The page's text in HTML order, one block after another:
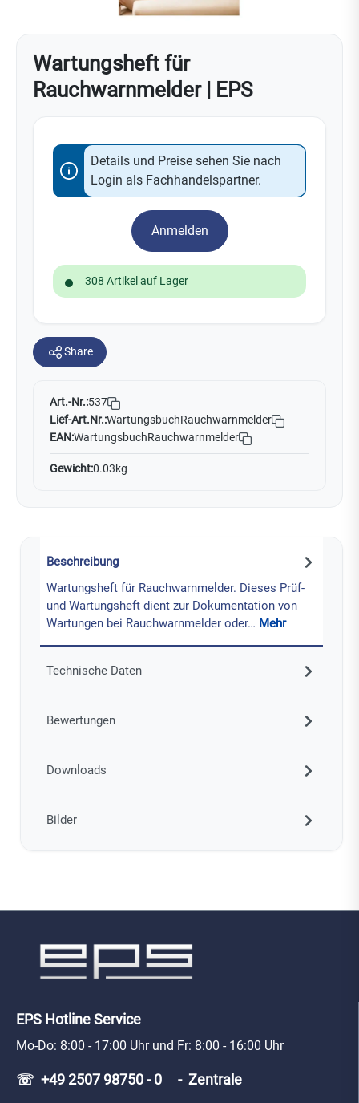
Wartungsheft für
Rauchwarnmelder | EPS
Details und Preise sehen Sie nach
Login als Fachhandelspartner.
Anmelden
308 Artikel auf Lager
Share
Art.-Nr.:537
Lief-Art.Nr.:WartungsbuchRauchwarnmelder
EAN:WartungsbuchRauchwarnmelder
Gewicht:0.03kg
Beschreibung
Wartungsheft für Rauchwarnmelder. Dieses Prüf-
und Wartungsheft dient zur Dokumentation von
Wartungen bei Rauchwarnmelder oder… Mehr
Technische Daten
Bewertungen
Downloads
Bilder
EPS Hotline Service
Mo-Do: 8:00 - 17:00 Uhr und Fr: 8:00 - 16:00 Uhr
☏ +49 2507 98750 - 0 - Zentrale